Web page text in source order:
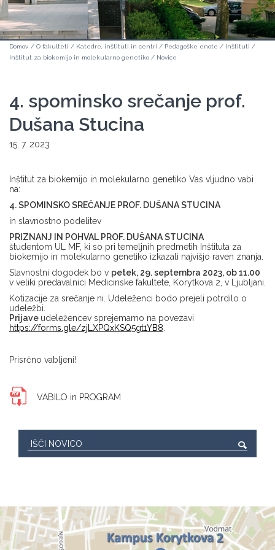
Domov / O fakulteti / Katedre, inštituti in centri / Pedagoške enote / Inštituti /
Inštitut za biokemijo in molekularno genetiko / Novice
4. spominsko srečanje prof.
Dušana Stucina
15. 7. 2023
Inštitut za biokemijo in molekularno genetiko Vas vljudno vabi
na:
4. SPOMINSKO SREČANJE PROF. DUŠANA STUCINA
in slavnostno podelitev
PRIZNANJ IN POHVAL PROF. DUŠANA STUCINA
študentom UL MF, ki so pri temeljnih predmetih Inštituta za
biokemijo in molekularno genetiko izkazali najvišjo raven znanja.
Slavnostni dogodek bo v petek, 29. septembra 2023, ob 11.00
v veliki predavalnici Medicinske fakultete, Korytkova 2, v Ljubljani.
Kotizacije za srečanje ni. Udeleženci bodo prejeli potrdilo o
udeležbi.
Prijave udeležencev sprejemamo na povezavi
https://forms.gle/zjLXPQxKSQ5gt1YB8
Prisrčno vabljeni!
VABILO in PROGRAM